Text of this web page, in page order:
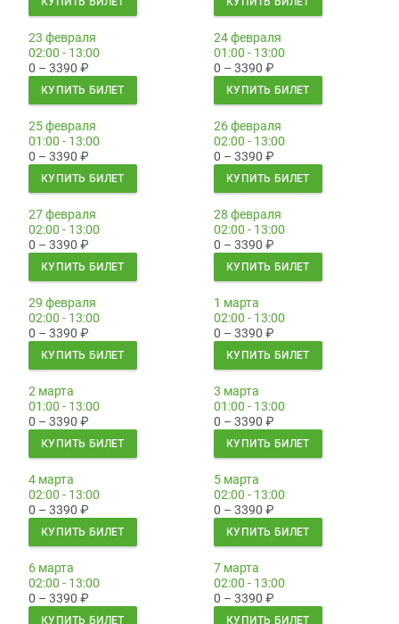
23 февраля
02:00 - 13:00
0 – 3390 ₽
КУПИТЬ БИЛЕТ
24 февраля
01:00 - 13:00
0 – 3390 ₽
КУПИТЬ БИЛЕТ
25 февраля
01:00 - 13:00
0 – 3390 ₽
КУПИТЬ БИЛЕТ
26 февраля
02:00 - 13:00
0 – 3390 ₽
КУПИТЬ БИЛЕТ
27 февраля
02:00 - 13:00
0 – 3390 ₽
КУПИТЬ БИЛЕТ
28 февраля
02:00 - 13:00
0 – 3390 ₽
КУПИТЬ БИЛЕТ
29 февраля
02:00 - 13:00
0 – 3390 ₽
КУПИТЬ БИЛЕТ
1 марта
02:00 - 13:00
0 – 3390 ₽
КУПИТЬ БИЛЕТ
2 марта
01:00 - 13:00
0 – 3390 ₽
КУПИТЬ БИЛЕТ
3 марта
01:00 - 13:00
0 – 3390 ₽
КУПИТЬ БИЛЕТ
4 марта
02:00 - 13:00
0 – 3390 ₽
КУПИТЬ БИЛЕТ
5 марта
02:00 - 13:00
0 – 3390 ₽
КУПИТЬ БИЛЕТ
6 марта
02:00 - 13:00
0 – 3390 ₽
КУПИТЬ БИЛЕТ
7 марта
02:00 - 13:00
0 – 3390 ₽
КУПИТЬ БИЛЕТ